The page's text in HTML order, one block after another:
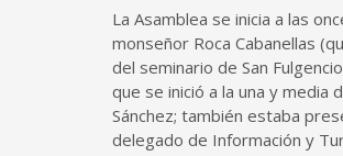
La Asamblea se inicia a las
monseñor Roca Cabanellas
del seminario de San
que se inició a la una y media
Sánchez; también estaba
delegado de Información y